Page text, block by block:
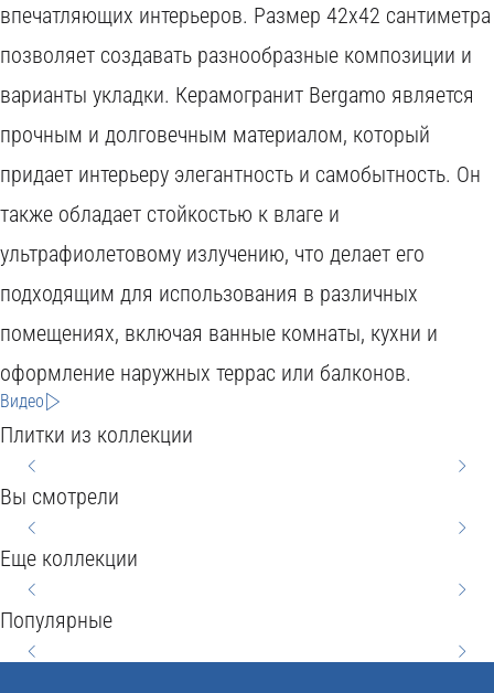
впечатляющих интерьеров. Размер 42x42 сантиметра
позволяет создавать разнообразные композиции и
варианты укладки. Керамогранит Bergamo является
прочным и долговечным материалом, который
придает интерьеру элегантность и самобытность. Он
также обладает стойкостью к влаге и
ультрафиолетовому излучению, что делает его
подходящим для использования в различных
помещениях, включая ванные комнаты, кухни и
оформление наружных террас или балконов.
Видео
Плитки из коллекции
Вы смотрели
Еще коллекции
C
I
T
Y
S
T
Y
L
E
6
0
H
O
M
E
W
O
D
2
B
E
R
E
G
6
0
x
Популярные
S
E
V
L
L
A
H
A
M
O
N
Y
W
O
O
D
C
O
N
C
E
P
N